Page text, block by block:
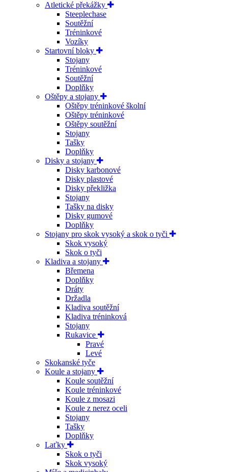
Atletické překážky
Steeplechase
Soutěžní
Tréninkové
Vozíky
Startovní bloky
Stojany
Tréninkové
Soutěžní
Doplňky
Oštěpy a stojany
Oštěpy tréninkové školní
Oštěpy tréninkové
Oštěpy soutěžní
Stojany
Tašky
Doplňky
Disky a stojany
Disky karbonové
Disky plastové
Disky překližka
Stojany
Tašky na disky
Disky gumové
Doplňky
Stojany pro skok vysoký a skok o tyči
Skok vysoký
Skok o tyči
Kladiva a stojany
Břemena
Doplňky
Dráty
Držadla
Kladiva soutěžní
Kladiva tréninková
Stojany
Rukavice
Pravé
Levé
Skokanské tyče
Koule a stojany
Koule soutěžní
Koule tréninkové
Koule z mosazi
Koule z nerez oceli
Stojany
Tašky
Doplňky
Laťky
Skok o tyči
Skok vysoký